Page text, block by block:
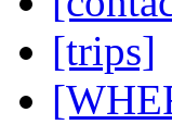
[trips]